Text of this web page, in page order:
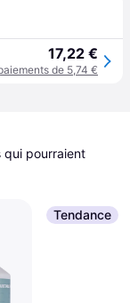
17,22 €
de 5,74 €
qui pourraient
Tendance